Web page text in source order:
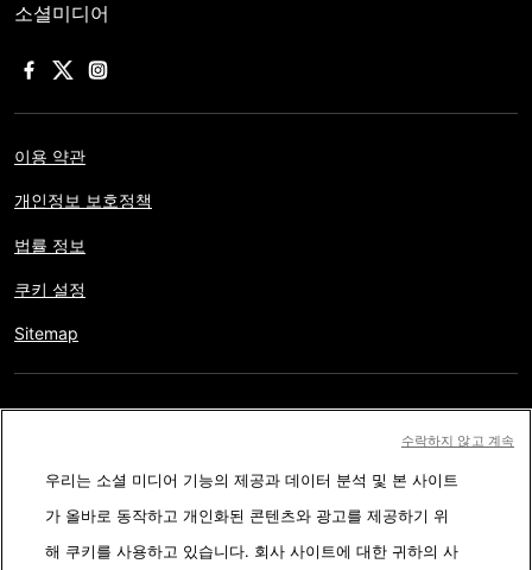
소셜미디어
이용 약관
개인정보 보호정책
법률 정보
쿠키 설정
Sitemap
AFP와 계약 없이 저작물의 일부나 전체를 복사, 출판, 방송하는 것은
엄격히 금합니다. 팩트체킹 콘텐츠 내에 묘사된 부분과 링크 형태로
첨부된 부분은 관련 정보의 이해를 돕기 위한 것입니다. AFP는 서드
우리는 소셜 미디어 기능의 제공과 데이터 분석 및 본 사이트
가 올바로 동작하고 개인화된 콘텐츠와 광고를 제공하기 위
해 쿠키를 사용하고 있습니다. 회사 사이트에 대한 귀하의 사
수락하지 않고 계속